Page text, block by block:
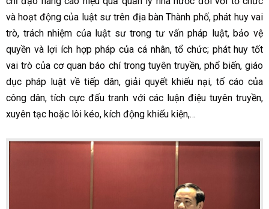
và hoạt động của luật sư trên địa bàn Thành phố, phát huy vai
trò, trách nhiệm của luật sư trong tư vấn pháp luật, bảo vệ
quyền và lợi ích hợp pháp của cá nhân, tổ chức; phát huy tốt
vai trò của cơ quan báo chí trong tuyên truyền, phổ biến, giáo
dục pháp luật về tiếp dân, giải quyết khiếu nại, tố cáo của
công dân, tích cực đấu tranh với các luận điệu tuyên truyền,
xuyên tạc hoặc lôi kéo, kích động khiếu kiện,…